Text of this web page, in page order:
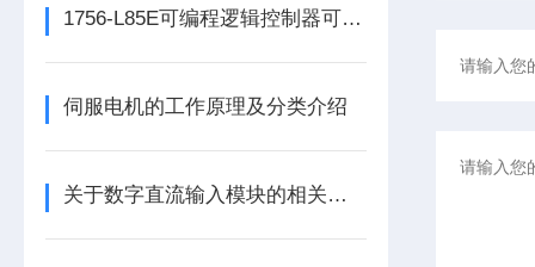
1756-L85E可编程逻辑控制器可满足多行业自动化精准控制需求
伺服电机的工作原理及分类介绍
关于数字直流输入模块的相关介绍